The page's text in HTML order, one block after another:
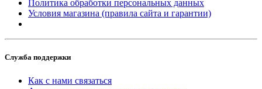
Политика обработки персональных данных
Условия магазина (правила сайта и гарантии)
Служба поддержки
Как с нами связаться